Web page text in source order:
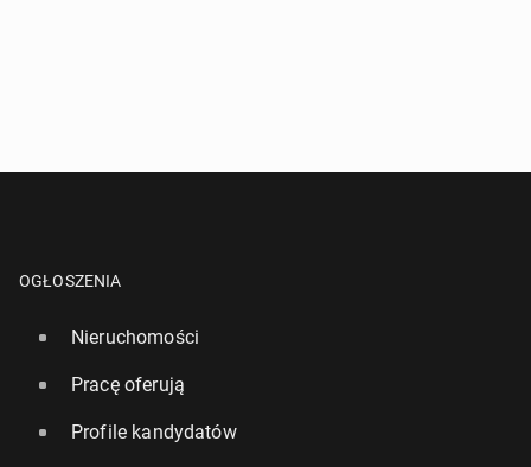
OGŁOSZENIA
Nieruchomości
Pracę oferują
Profile kandydatów